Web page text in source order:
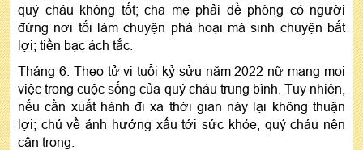
quý cháu không tốt; cha mẹ phải đề phòng có người
đứng nơi tối làm chuyện phá hoại mà sinh chuyện bất
lợi; tiền bạc ách tắc.
Tháng 6: Theo tử vi tuổi kỷ sửu năm 2022 nữ mạng mọi
việc trong cuộc sống của quý cháu trung bình. Tuy nhiên,
nếu cần xuất hành đi xa thời gian này lại không thuận
lợi; chủ về ảnh hưởng xấu tới sức khỏe, quý cháu nên
cẩn trọng.